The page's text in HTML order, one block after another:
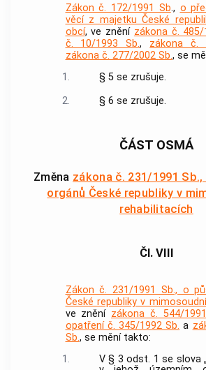
Zákon č. 172/1991 Sb., o
věcí z majetku České
obcí, ve znění zákona č. 485/
č. 10/1993 Sb., zákona č.
zákona č. 277/2002 Sb., se
1.
§ 5 se zrušuje.
2.
§ 6 se zrušuje.
ČÁST OSMÁ
Změna zákona č. 231/1991
orgánů České republiky v
rehabilitacích
Čl. VIII
Zákon č. 231/1991 Sb., o
České republiky v
ve znění zákona č. 544/
opatření č. 345/1992 Sb. a
Sb., se mění takto:
1.
V § 3 odst. 1 se slova